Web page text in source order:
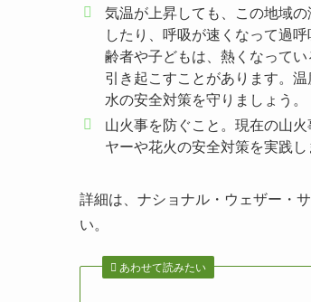
気温が上昇しても、この地域
したり、呼吸が速くなって過
齢者や子どもは、熱くなって
引き起こすことがあります。
水の安全対策を守りましょう。
山火事を防ぐこと。現在の山
ヤーや花火の安全対策を実践し
詳細は、ナショナル・ウェザー・
い。
あわせて読みたい